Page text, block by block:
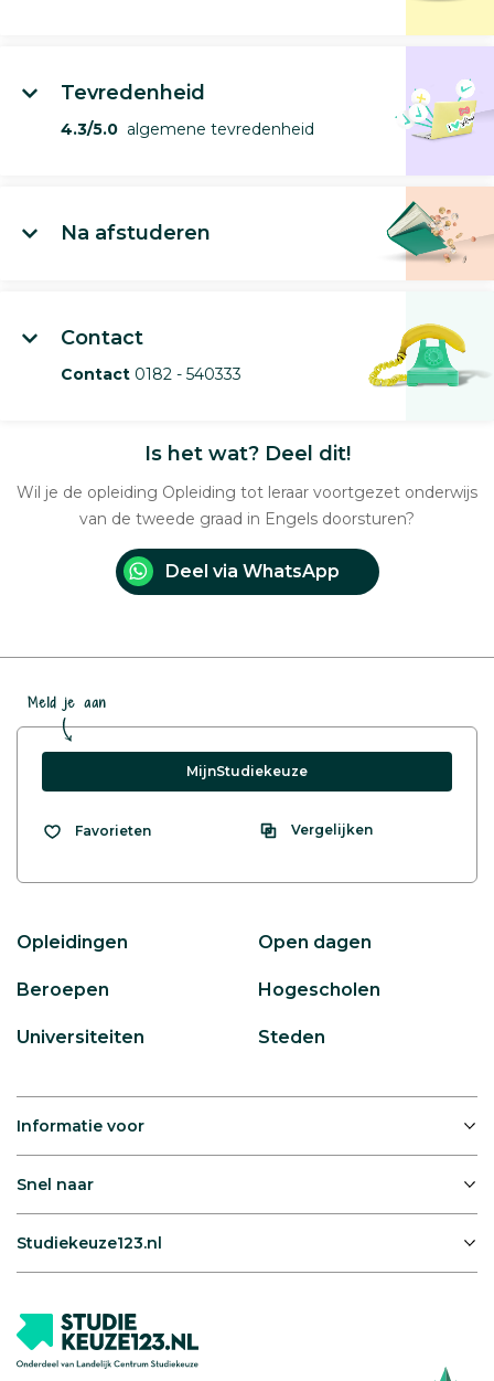
Tevredenheid
4.3/5.0 algemene tevredenheid
Na afstuderen
Contact
Contact 0182 - 540333
Is het wat? Deel dit!
Wil je de opleiding Opleiding tot leraar voortgezet onderwijs
van de tweede graad in Engels doorsturen?
Deel via WhatsApp
Meld je aan
MijnStudiekeuze
Favorieten Vergelijken
Opleidingen Open dagen
Beroepen Hogescholen
Universiteiten Steden
Informatie voor
Snel naar
Studiekeuze123.nl